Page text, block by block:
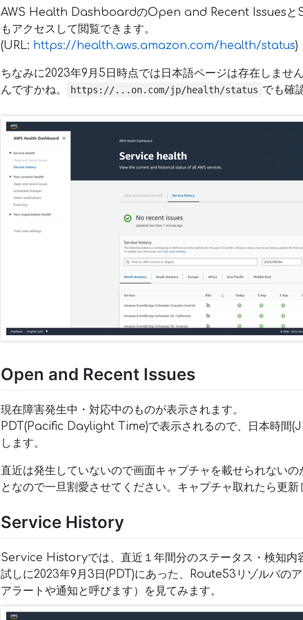
AWS Health DashboardのOpen and Recent Issuesと
もアクセスして閲覧できます。
(URL: https://health.aws.amazon.com/health/status)
ちなみに2023年9月5日時点では日本語ページは存在しませ
んですかね。
https://...on.com/jp/health/status でも確
Open and Recent Issues
現在障害発生中・対応中のものが表示されます。
PDT(Pacific Daylight Time)で表示されるので、日本時
します。
直近は発生していないので画面キャプチャを載せられない
となので一旦割愛させてください。キャプチャ取れたら更新
Service History
Service Historyでは、直近１年間分のステータス・検知内
試しに2023年9月3日(PDT)にあった、Route53リゾルバの
アラートや通知と呼びます）を見てみます。